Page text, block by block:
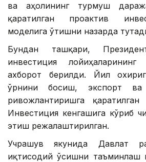
ва аҳолининг турмуш
қаратилган проактив
моделига ўтишни назарда
Бундан ташқари,
инвестиция
ахборот берилди. Йил
ўрнини босиш, экспорт ва
ривожлантиришга
Инвестиция кенгашига кўриб
этиш режалаштирилган.
Учрашув якунида Давлат
иқтисодий ўсишни таъминлаш